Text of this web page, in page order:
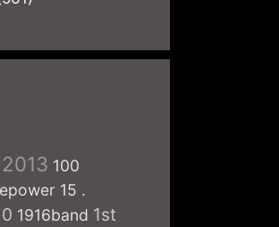
2013 100
15 .
1916band 1st